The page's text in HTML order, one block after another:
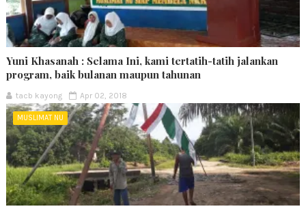
Yuni Khasanah : Selama Ini, kami tertatih-tatih jalankan
program, baik bulanan maupun tahunan
tacb kayong Apr 02, 2018
MUSLIMAT NU